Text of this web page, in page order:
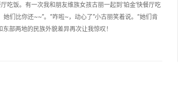
饭。有一次我和朋友维族女孩古丽一起到‘铂金’快餐厅吃
们比你还~~”。“咋啦~，动心了”小古丽笑着说。“她们肯
部两地的民族外貌差异再次让我惊叹！